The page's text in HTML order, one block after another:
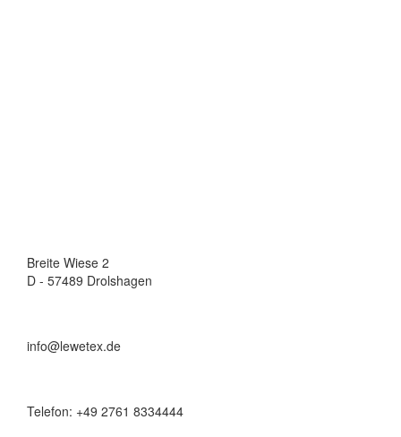
Breite Wiese 2
D - 57489 Drolshagen
info@lewetex.de
Telefon: +49 2761 8334444